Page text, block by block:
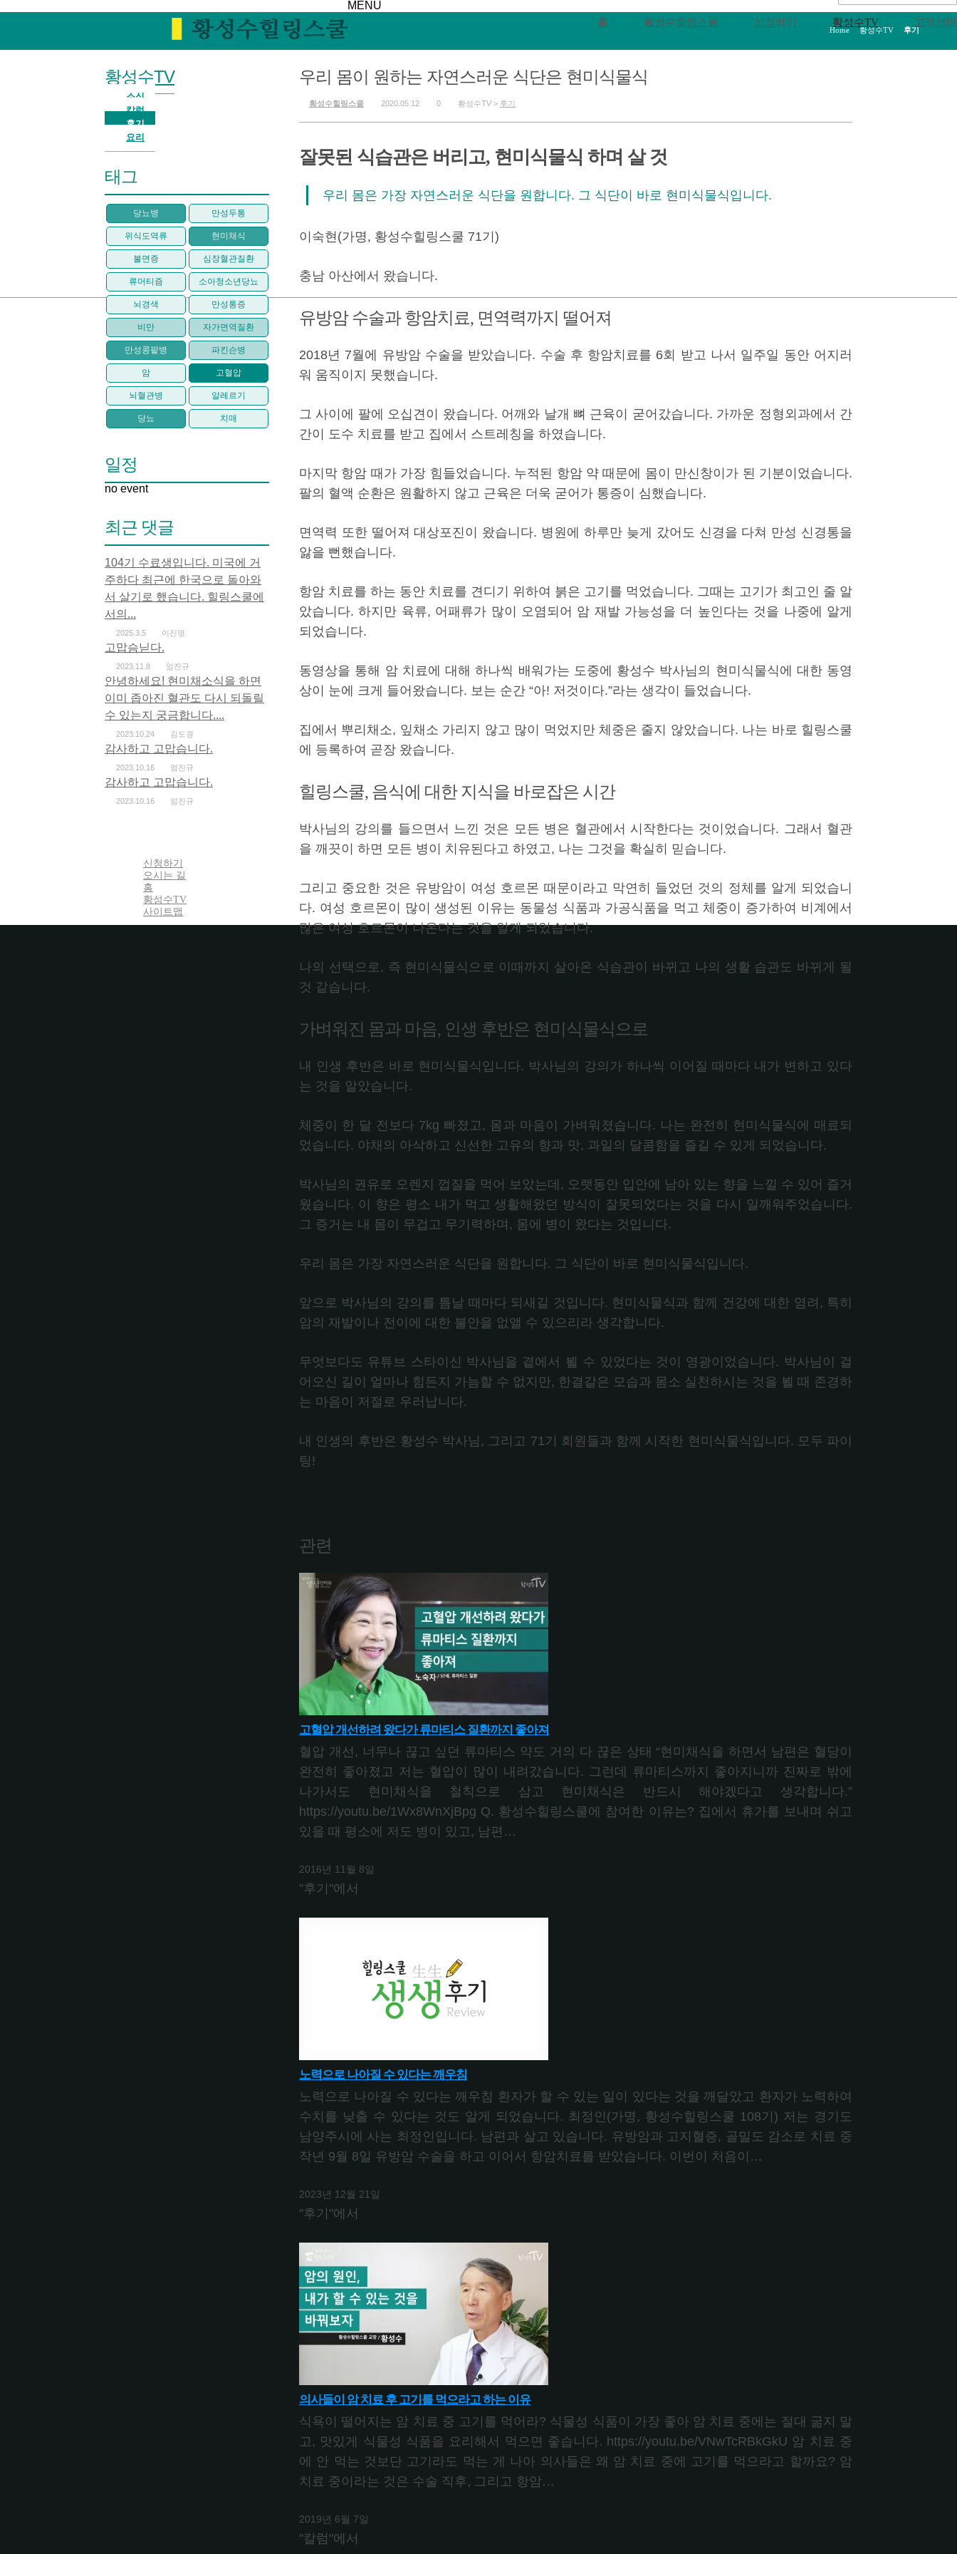
MENU
홈 황성수힐링스쿨 신청하기 황성수TV 고객센터
Home > 황성수TV 후기
우리 몸이 원하는 자연스러운 식단은 현미식물식
황성수힐링스쿨 2020.05.12 0 황성수TV > 후기
잘못된 식습관은 버리고, 현미식물식 하며 살 것
우리 몸은 가장 자연스러운 식단을 원합니다. 그 식단이 바로 현미식물식입니다.
이숙현(가명, 황성수힐링스쿨 71기)
충남 아산에서 왔습니다.
유방암 수술과 항암치료, 면역력까지 떨어져
2018년 7월에 유방암 수술을 받았습니다. 수술 후 항암치료를 6회 받고 나서 일주일 동안 어지러
워 움직이지 못했습니다.
그 사이에 팔에 오십견이 왔습니다. 어깨와 날개 뼈 근육이 굳어갔습니다. 가까운 정형외과에서 간
간이 도수 치료를 받고 집에서 스트레칭을 하였습니다.
마지막 항암 때가 가장 힘들었습니다. 누적된 항암 약 때문에 몸이 만신창이가 된 기분이었습니다.
팔의 혈액 순환은 원활하지 않고 근육은 더욱 굳어가 통증이 심했습니다.
면역력 또한 떨어져 대상포진이 왔습니다. 병원에 하루만 늦게 갔어도 신경을 다쳐 만성 신경통을
앓을 뻔했습니다.
항암 치료를 하는 동안 치료를 견디기 위하여 붉은 고기를 먹었습니다. 그때는 고기가 최고인 줄 알
았습니다. 하지만 육류, 어패류가 많이 오염되어 암 재발 가능성을 더 높인다는 것을 나중에 알게
되었습니다.
동영상을 통해 암 치료에 대해 하나씩 배워가는 도중에 황성수 박사님의 현미식물식에 대한 동영
상이 눈에 크게 들어왔습니다. 보는 순간 “아! 저것이다.”라는 생각이 들었습니다.
집에서 뿌리채소, 잎채소 가리지 않고 많이 먹었지만 체중은 줄지 않았습니다. 나는 바로 힐링스쿨
에 등록하여 곧장 왔습니다.
힐링스쿨, 음식에 대한 지식을 바로잡은 시간
박사님의 강의를 들으면서 느낀 것은 모든 병은 혈관에서 시작한다는 것이었습니다. 그래서 혈관
을 깨끗이 하면 모든 병이 치유된다고 하였고, 나는 그것을 확실히 믿습니다.
그리고 중요한 것은 유방암이 여성 호르몬 때문이라고 막연히 들었던 것의 정체를 알게 되었습니
다. 여성 호르몬이 많이 생성된 이유는 동물성 식품과 가공식품을 먹고 체중이 증가하여 비계에서
많은 여성 호르몬이 나온다는 것을 알게 되었습니다.
나의 선택으로, 즉 현미식물식으로 이때까지 살아온 식습관이 바뀌고 나의 생활 습관도 바뀌게 될
것 같습니다.
가벼워진 몸과 마음, 인생 후반은 현미식물식으로
내 인생 후반은 바로 현미식물식입니다. 박사님의 강의가 하나씩 이어질 때마다 내가 변하고 있다
는 것을 알았습니다.
체중이 한 달 전보다 7kg 빠졌고, 몸과 마음이 가벼워졌습니다. 나는 완전히 현미식물식에 매료되
었습니다. 야채의 아삭하고 신선한 고유의 향과 맛, 과일의 달콤함을 즐길 수 있게 되었습니다.
박사님의 권유로 오렌지 껍질을 먹어 보았는데, 오랫동안 입안에 남아 있는 향을 느낄 수 있어 즐거
웠습니다. 이 향은 평소 내가 먹고 생활해왔던 방식이 잘못되었다는 것을 다시 일깨워주었습니다.
그 증거는 내 몸이 무겁고 무기력하며, 몸에 병이 왔다는 것입니다.
우리 몸은 가장 자연스러운 식단을 원합니다. 그 식단이 바로 현미식물식입니다.
앞으로 박사님의 강의를 틈날 때마다 되새길 것입니다. 현미식물식과 함께 건강에 대한 염려, 특히
암의 재발이나 전이에 대한 불안을 없앨 수 있으리라 생각합니다.
무엇보다도 유튜브 스타이신 박사님을 곁에서 뵐 수 있었다는 것이 영광이었습니다. 박사님이 걸
어오신 길이 얼마나 힘든지 가늠할 수 없지만, 한결같은 모습과 몸소 실천하시는 것을 뵐 때 존경하
는 마음이 저절로 우러납니다.
내 인생의 후반은 황성수 박사님, 그리고 71기 회원들과 함께 시작한 현미식물식입니다. 모두 파이
팅!
관련
고혈압 개선하려 왔다가 류마티스 질환까지 좋아져
혈압 개선, 너무나 끊고 싶던 류마티스 약도 거의 다 끊은 상태 “현미채식을 하면서 남편은 혈당이
완전히 좋아졌고 저는 혈압이 많이 내려갔습니다. 그런데 류마티스까지 좋아지니까 진짜로 밖에
나가서도 현미채식을 철칙으로 삼고 현미채식은 반드시 해야겠다고 생각합니다.”
https://youtu.be/1Wx8WnXjBpg Q. 황성수힐링스쿨에 참여한 이유는? 집에서 휴가를 보내며 쉬고
있을 때 평소에 저도 병이 있고, 남편…
2016년 11월 8일
"후기"에서
노력으로 나아질 수 있다는 깨우침
노력으로 나아질 수 있다는 깨우침 환자가 할 수 있는 일이 있다는 것을 깨달았고 환자가 노력하여
수치를 낮출 수 있다는 것도 알게 되었습니다. 최정인(가명, 황성수힐링스쿨 108기) 저는 경기도
남양주시에 사는 최정인입니다. 남편과 살고 있습니다. 유방암과 고지혈증, 골밀도 감소로 치료 중
작년 9월 8일 유방암 수술을 하고 이어서 항암치료를 받았습니다. 이번이 처음이…
2023년 12월 21일
"후기"에서
의사들이 암 치료 후 고기를 먹으라고 하는 이유
식욕이 떨어지는 암 치료 중 고기를 먹어라? 식물성 식품이 가장 좋아 암 치료 중에는 절대 굶지 말
고, 맛있게 식물성 식품을 요리해서 먹으면 좋습니다. https://youtu.be/VNwTcRBkGkU 암 치료 중
에 안 먹는 것보단 고기라도 먹는 게 나아 의사들은 왜 암 치료 중에 고기를 먹으라고 할까요? 암
치료 중이라는 것은 수술 직후, 그리고 항암…
2019년 6월 7일
"칼럼"에서
황성수TV
소식
칼럼
후기
요리
태그
당뇨병 만성두통
위식도역류 현미채식
불면증 심장혈관질환
류머티즘 소아청소년당뇨
뇌경색 만성통증
비만 자가면역질환
만성콩팥병 파킨슨병
암 고혈압
뇌혈관병 알레르기
당뇨 치매
일정
no event
최근 댓글
104기 수료생입니다. 미국에 거
주하다 최근에 한국으로 돌아와
서 살기로 했습니다. 힐링스쿨에
서의...
2025.3.5 이진명
고맙슴닏다.
2023.11.8 엄진규
안녕하세요! 현미채소식을 하면
이미 좁아진 혈관도 다시 되돌릴
수 있는지 궁금합니다....
2023.10.24 김도경
감사하고 고맙습니다.
2023.10.16 엄진규
감사하고 고맙습니다.
2023.10.16 엄진규
신청하기
오시는 길
홈
황성수TV
사이트맵